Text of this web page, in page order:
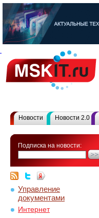
Новости Новости 2.0
Подписка на новости:
Управление
документами
Интернет